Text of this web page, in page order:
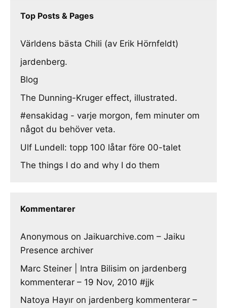
Top Posts & Pages
Världens bästa Chili (av Erik Hörnfeldt)
jardenberg.
Blog
The Dunning-Kruger effect, illustrated.
#ensakidag - varje morgon, fem minuter om
något du behöver veta.
Ulf Lundell: topp 100 låtar före 00-talet
The things I do and why I do them
Kommentarer
Anonymous on Jaikuarchive.com – Jaiku
Presence archiver
Marc Steiner | Intra Bilisim on jardenberg
kommenterar – 19 Nov, 2010 #jjk
Natoya Hayır on jardenberg kommenterar –